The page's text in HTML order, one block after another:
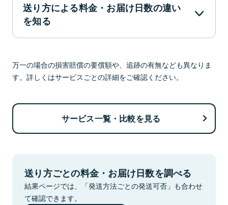
送り方による料金・お届け日数の違い
を知る
料金で比較
万一の場合の損害賠償の要償額や、追跡の有無なども異なりま
す。詳しくはサービスごとの詳細をご確認ください。
サービス一覧・比較を見る
送り方ごとの料金・お届け日数を調べる
結果ページでは、「発送方法ごとの発送可否」も合わせ
て確認できます。